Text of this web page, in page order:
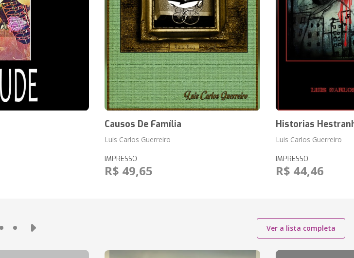
Causos De Família
Luis Carlos Guerreiro
IMPRESSO
R$ 49,65
Historias
Luis Carlos Guerreiro
IMPRESSO
R$ 44,46
Ver a lista completa